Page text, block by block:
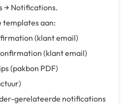
→ Notifications.
templates aan:
(klant email)
(klant email)
(pakbon PDF)
gerelateerde notifications